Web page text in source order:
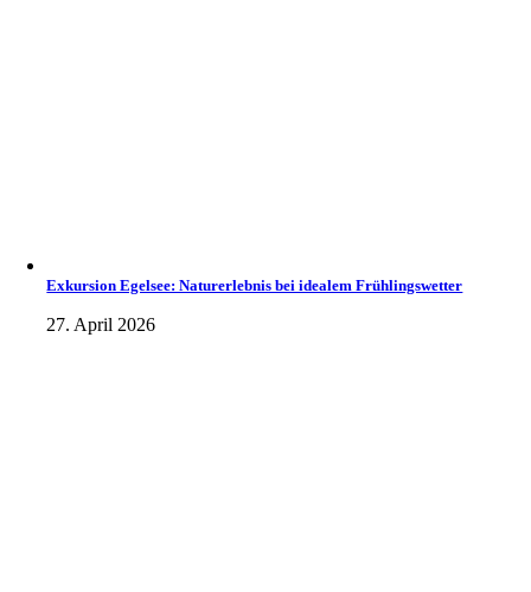
Exkursion Egelsee: Naturerlebnis bei idealem Frühlingswetter
27. April 2026